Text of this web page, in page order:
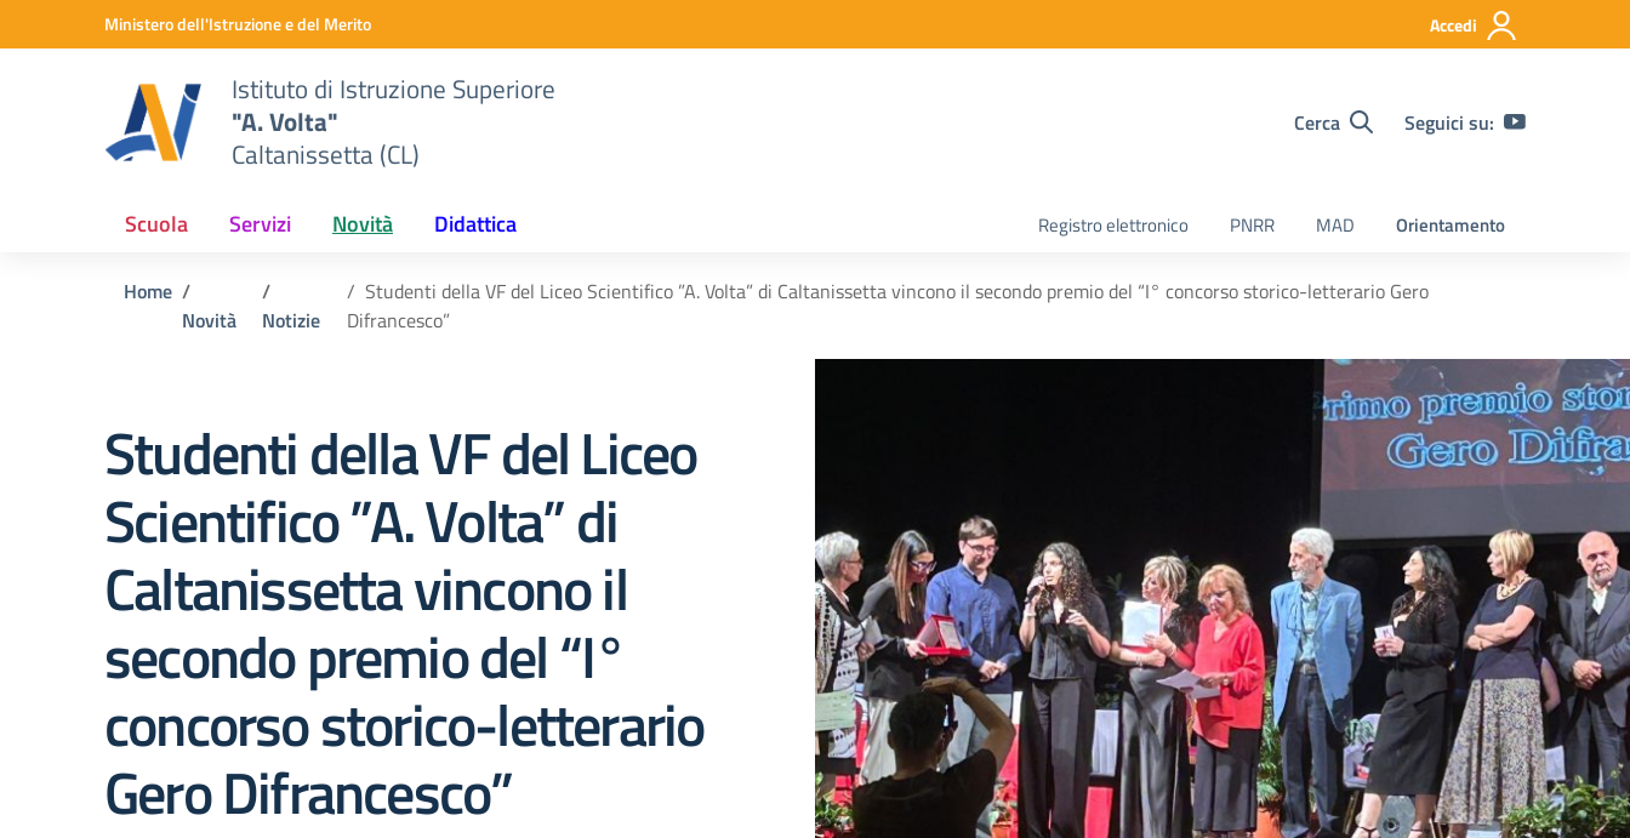
Vai ai contenuti
Vai al menu di navigazioneMinistero dell'Istruzione e del Merito Accedi
Istituto di Istruzione Superiore
"A. Volta"
Caltanissetta (CL)
Cerca Seguici su:
Scuola Servizi Novità Didattica Registro elettronico PNRR MAD Orientamento
Home
Novità
Notizie
Studenti della VF del Liceo Scientifico ”A. Volta” di Caltanissetta vincono il secondo premio del “I° concorso storico-letterario Gero
Difrancesco”
Studenti della VF del Liceo
Scientifico ”A. Volta” di
Caltanissetta vincono il
secondo premio del “I°
concorso storico-letterario
Gero Difrancesco”